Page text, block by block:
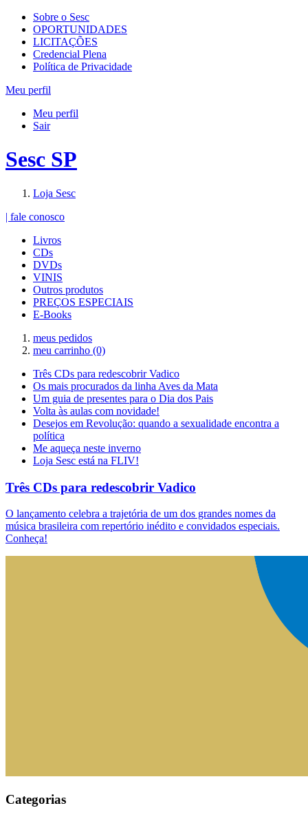
Sobre o Sesc
OPORTUNIDADES
LICITAÇÕES
Credencial Plena
Política de Privacidade
Meu perfil
Meu perfil
Sair
Sesc SP
Loja Sesc
| fale conosco
Livros
CDs
DVDs
VINIS
Outros produtos
PREÇOS ESPECIAIS
E-Books
meus pedidos
meu carrinho (0)
Três CDs para redescobrir Vadico
Os mais procurados da linha Aves da Mata
Um guia de presentes para o Dia dos Pais
Volta às aulas com novidade!
Desejos em Revolução: quando a sexualidade encontra a
política
Me aqueça neste inverno
Loja Sesc está na FLIV!
Três CDs para redescobrir Vadico
O lançamento celebra a trajetória de um dos grandes nomes da
música brasileira com repertório inédito e convidados especiais.
Conheça!
Categorias